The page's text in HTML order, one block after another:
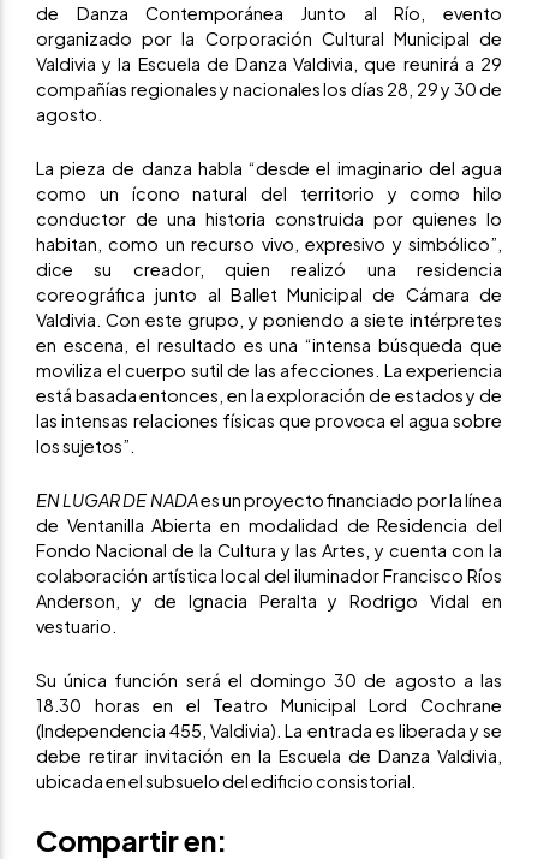
de Danza Contemporánea Junto al Río, evento
organizado por la Corporación Cultural Municipal de
Valdivia y la Escuela de Danza Valdivia, que reunirá a 29
compañías regionales y nacionales los días 28, 29 y 30 de
agosto.
La pieza de danza habla “desde el imaginario del agua
como un ícono natural del territorio y como hilo
conductor de una historia construida por quienes lo
habitan, como un recurso vivo, expresivo y simbólico”,
dice su creador, quien realizó una residencia
coreográfica junto al Ballet Municipal de Cámara de
Valdivia. Con este grupo, y poniendo a siete intérpretes
en escena, el resultado es una “intensa búsqueda que
moviliza el cuerpo sutil de las afecciones. La experiencia
está basada entonces, en la exploración de estados y de
las intensas relaciones físicas que provoca el agua sobre
los sujetos”.
EN LUGAR DE NADAes un proyecto financiado por la línea
de Ventanilla Abierta en modalidad de Residencia del
Fondo Nacional de la Cultura y las Artes, y cuenta con la
colaboración artística local del iluminador Francisco Ríos
Anderson, y de Ignacia Peralta y Rodrigo Vidal en
vestuario.
Su única función será el domingo 30 de agosto a las
18.30 horas en el Teatro Municipal Lord Cochrane
(Independencia 455, Valdivia). La entrada es liberada y se
debe retirar invitación en la Escuela de Danza Valdivia,
ubicada en el subsuelo del edificio consistorial.
Compartir en: